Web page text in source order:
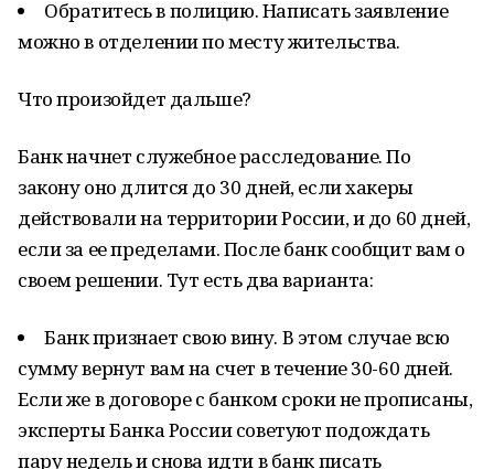
Обратитесь в полицию. Написать заявление
можно в отделении по месту жительства.
Что произойдет дальше?
Банк начнет служебное расследование. По
закону оно длится до 30 дней, если хакеры
действовали на территории России, и до 60 дней,
если за ее пределами. После банк сообщит вам о
своем решении. Тут есть два варианта:
Банк признает свою вину. В этом случае всю
сумму вернут вам на счет в течение 30-60 дней.
Если же в договоре с банком сроки не прописаны,
эксперты Банка России советуют подождать
пару недель и снова идти в банк писать